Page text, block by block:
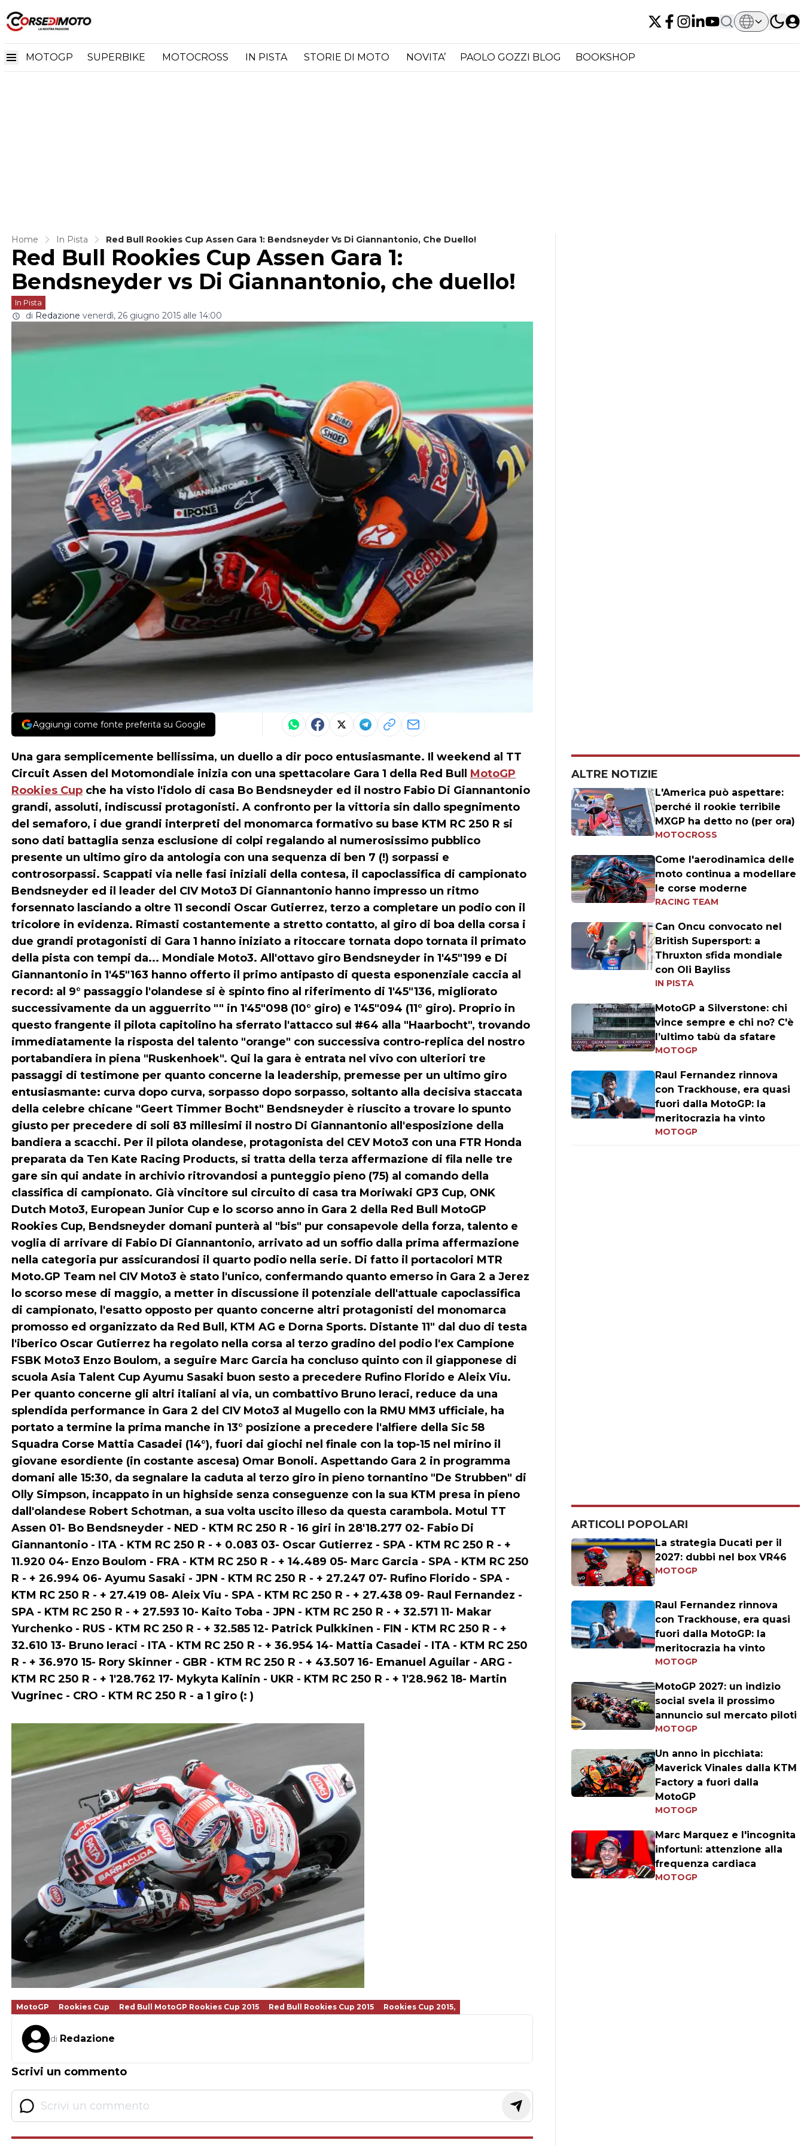
MOTOGP SUPERBIKE MOTOCROSS IN PISTA STORIE DI MOTO NOVITA’ PAOLO GOZZI BLOG BOOKSHOP
Home In Pista Red Bull Rookies Cup Assen Gara 1: Bendsneyder Vs Di Giannantonio, Che Duello!
Red Bull Rookies Cup Assen Gara 1:
Bendsneyder vs Di Giannantonio, che duello!
In Pista
di Redazione venerdì, 26 giugno 2015 alle 14:00
Aggiungi come fonte preferita su Google
Una gara semplicemente bellissima, un duello a dir poco entusiasmante. Il weekend al TT
Circuit Assen del Motomondiale inizia con una spettacolare Gara 1 della Red Bull MotoGP
Rookies Cup che ha visto l'idolo di casa Bo Bendsneyder ed il nostro Fabio Di Giannantonio
grandi, assoluti, indiscussi protagonisti. A confronto per la vittoria sin dallo spegnimento
del semaforo, i due grandi interpreti del monomarca formativo su base KTM RC 250 R si
sono dati battaglia senza esclusione di colpi regalando al numerosissimo pubblico
presente un ultimo giro da antologia con una sequenza di ben 7 (!) sorpassi e
controsorpassi. Scappati via nelle fasi iniziali della contesa, il capoclassifica di campionato
Bendsneyder ed il leader del CIV Moto3 Di Giannantonio hanno impresso un ritmo
forsennato lasciando a oltre 11 secondi Oscar Gutierrez, terzo a completare un podio con il
tricolore in evidenza. Rimasti costantemente a stretto contatto, al giro di boa della corsa i
due grandi protagonisti di Gara 1 hanno iniziato a ritoccare tornata dopo tornata il primato
della pista con tempi da... Mondiale Moto3. All'ottavo giro Bendsneyder in 1'45"199 e Di
Giannantonio in 1'45"163 hanno offerto il primo antipasto di questa esponenziale caccia al
record: al 9° passaggio l'olandese si è spinto fino al riferimento di 1'45"136, migliorato
successivamente da un agguerrito "" in 1'45"098 (10° giro) e 1'45"094 (11° giro). Proprio in
questo frangente il pilota capitolino ha sferrato l'attacco sul #64 alla "Haarbocht", trovando
immediatamente la risposta del talento "orange" con successiva contro-replica del nostro
portabandiera in piena "Ruskenhoek". Qui la gara è entrata nel vivo con ulteriori tre
passaggi di testimone per quanto concerne la leadership, premesse per un ultimo giro
entusiasmante: curva dopo curva, sorpasso dopo sorpasso, soltanto alla decisiva staccata
della celebre chicane "Geert Timmer Bocht" Bendsneyder è riuscito a trovare lo spunto
giusto per precedere di soli 83 millesimi il nostro Di Giannantonio all'esposizione della
bandiera a scacchi. Per il pilota olandese, protagonista del CEV Moto3 con una FTR Honda
preparata da Ten Kate Racing Products, si tratta della terza affermazione di fila nelle tre
gare sin qui andate in archivio ritrovandosi a punteggio pieno (75) al comando della
classifica di campionato. Già vincitore sul circuito di casa tra Moriwaki GP3 Cup, ONK
Dutch Moto3, European Junior Cup e lo scorso anno in Gara 2 della Red Bull MotoGP
Rookies Cup, Bendsneyder domani punterà al "bis" pur consapevole della forza, talento e
voglia di arrivare di Fabio Di Giannantonio, arrivato ad un soffio dalla prima affermazione
nella categoria pur assicurandosi il quarto podio nella serie. Di fatto il portacolori MTR
Moto.GP Team nel CIV Moto3 è stato l'unico, confermando quanto emerso in Gara 2 a Jerez
lo scorso mese di maggio, a metter in discussione il potenziale dell'attuale capoclassifica
di campionato, l'esatto opposto per quanto concerne altri protagonisti del monomarca
promosso ed organizzato da Red Bull, KTM AG e Dorna Sports. Distante 11" dal duo di testa
l'iberico Oscar Gutierrez ha regolato nella corsa al terzo gradino del podio l'ex Campione
FSBK Moto3 Enzo Boulom, a seguire Marc Garcia ha concluso quinto con il giapponese di
scuola Asia Talent Cup Ayumu Sasaki buon sesto a precedere Rufino Florido e Aleix Viu.
Per quanto concerne gli altri italiani al via, un combattivo Bruno Ieraci, reduce da una
splendida performance in Gara 2 del CIV Moto3 al Mugello con la RMU MM3 ufficiale, ha
portato a termine la prima manche in 13° posizione a precedere l'alfiere della Sic 58
Squadra Corse Mattia Casadei (14°), fuori dai giochi nel finale con la top-15 nel mirino il
giovane esordiente (in costante ascesa) Omar Bonoli. Aspettando Gara 2 in programma
domani alle 15:30, da segnalare la caduta al terzo giro in pieno tornantino "De Strubben" di
Olly Simpson, incappato in un highside senza conseguenze con la sua KTM presa in pieno
dall'olandese Robert Schotman, a sua volta uscito illeso da questa carambola. Motul TT
Assen 01- Bo Bendsneyder - NED - KTM RC 250 R - 16 giri in 28'18.277 02- Fabio Di
Giannantonio - ITA - KTM RC 250 R - + 0.083 03- Oscar Gutierrez - SPA - KTM RC 250 R - +
11.920 04- Enzo Boulom - FRA - KTM RC 250 R - + 14.489 05- Marc Garcia - SPA - KTM RC 250
R - + 26.994 06- Ayumu Sasaki - JPN - KTM RC 250 R - + 27.247 07- Rufino Florido - SPA -
KTM RC 250 R - + 27.419 08- Aleix Viu - SPA - KTM RC 250 R - + 27.438 09- Raul Fernandez -
SPA - KTM RC 250 R - + 27.593 10- Kaito Toba - JPN - KTM RC 250 R - + 32.571 11- Makar
Yurchenko - RUS - KTM RC 250 R - + 32.585 12- Patrick Pulkkinen - FIN - KTM RC 250 R - +
32.610 13- Bruno Ieraci - ITA - KTM RC 250 R - + 36.954 14- Mattia Casadei - ITA - KTM RC 250
R - + 36.970 15- Rory Skinner - GBR - KTM RC 250 R - + 43.507 16- Emanuel Aguilar - ARG -
KTM RC 250 R - + 1'28.762 17- Mykyta Kalinin - UKR - KTM RC 250 R - + 1'28.962 18- Martin
Vugrinec - CRO - KTM RC 250 R - a 1 giro (: )
MotoGP Rookies Cup Red Bull MotoGP Rookies Cup 2015 Red Bull Rookies Cup 2015 Rookies Cup 2015,
di Redazione
Scrivi un commento
ALTRE NOTIZIE
L'America può aspettare:
perché il rookie terribile
MXGP ha detto no (per ora)
MOTOCROSS
Come l'aerodinamica delle
moto continua a modellare
le corse moderne
RACING TEAM
Can Oncu convocato nel
British Supersport: a
Thruxton sfida mondiale
con Oli Bayliss
IN PISTA
MotoGP a Silverstone: chi
vince sempre e chi no? C'è
l’ultimo tabù da sfatare
MOTOGP
Raul Fernandez rinnova
con Trackhouse, era quasi
fuori dalla MotoGP: la
meritocrazia ha vinto
MOTOGP
ARTICOLI POPOLARI
La strategia Ducati per il
2027: dubbi nel box VR46
MOTOGP
Raul Fernandez rinnova
con Trackhouse, era quasi
fuori dalla MotoGP: la
meritocrazia ha vinto
MOTOGP
MotoGP 2027: un indizio
social svela il prossimo
annuncio sul mercato piloti
MOTOGP
Un anno in picchiata:
Maverick Vinales dalla KTM
Factory a fuori dalla
MotoGP
MOTOGP
Marc Marquez e l'incognita
infortuni: attenzione alla
frequenza cardiaca
MOTOGP